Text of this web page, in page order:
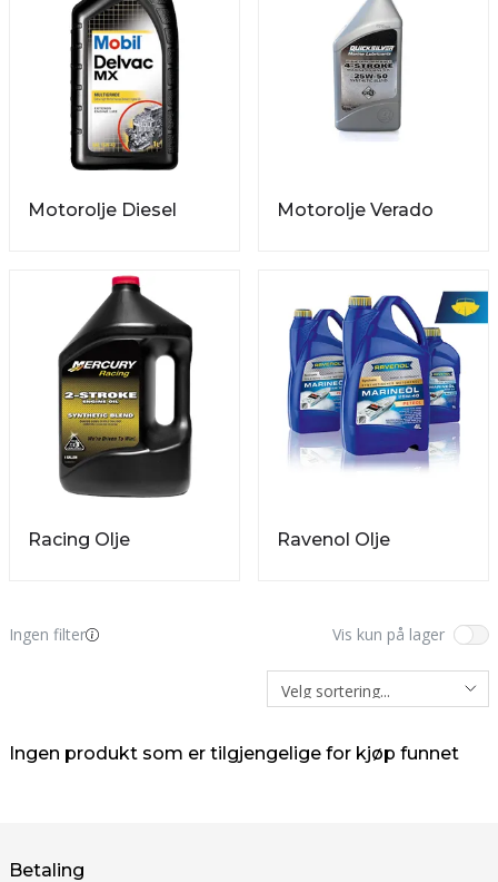
Velg båtmotorolje som er tilpasset din motor og ditt
bruksområde, slik at du får best mulig beskyttelse
både under lagring og ved aktiv bruk på sjøen.
Motorolje Diesel Motorolje Verado
Racing Olje Ravenol Olje
Ingen filter Vis kun på lager
Ingen produkt som er tilgjengelige for kjøp funnet
Betaling